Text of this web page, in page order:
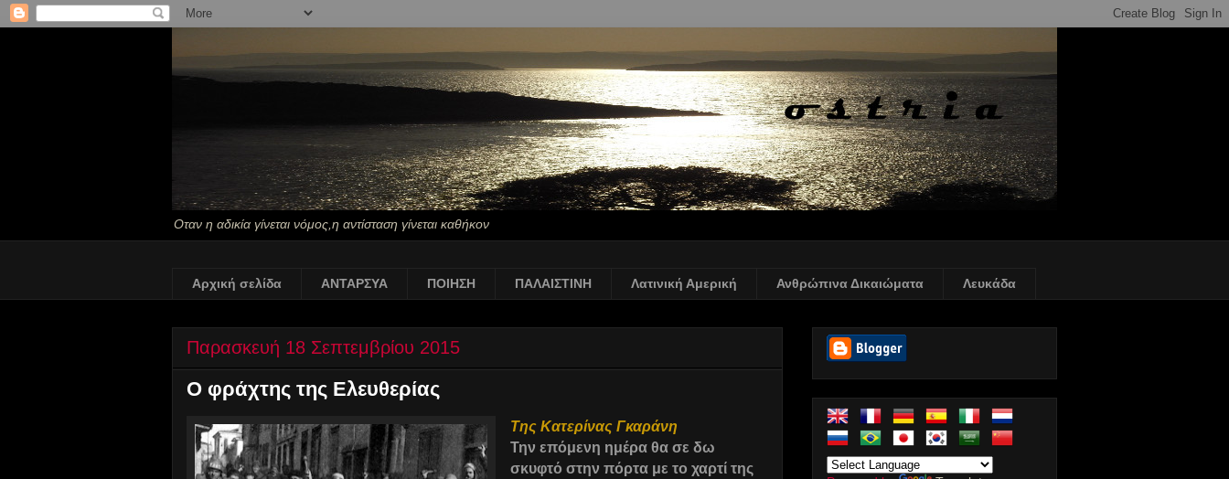
Οταν η αδικία γίνεται νόμος,η αντίσταση γίνεται καθήκον
Αρχική σελίδα ΑΝΤΑΡΣΥΑ ΠΟΙΗΣΗ ΠΑΛΑΙΣΤΙΝΗ Λατινική Αμερική Ανθρώπινα Δικαιώματα Λευκάδα
Παρασκευή 18 Σεπτεμβρίου 2015
Ο φράχτης της Ελευθερίας
Tης Κατερίνας Γκαράνη
Την επόμενη ημέρα θα σε δω
σκυφτό στην πόρτα με το χαρτί της